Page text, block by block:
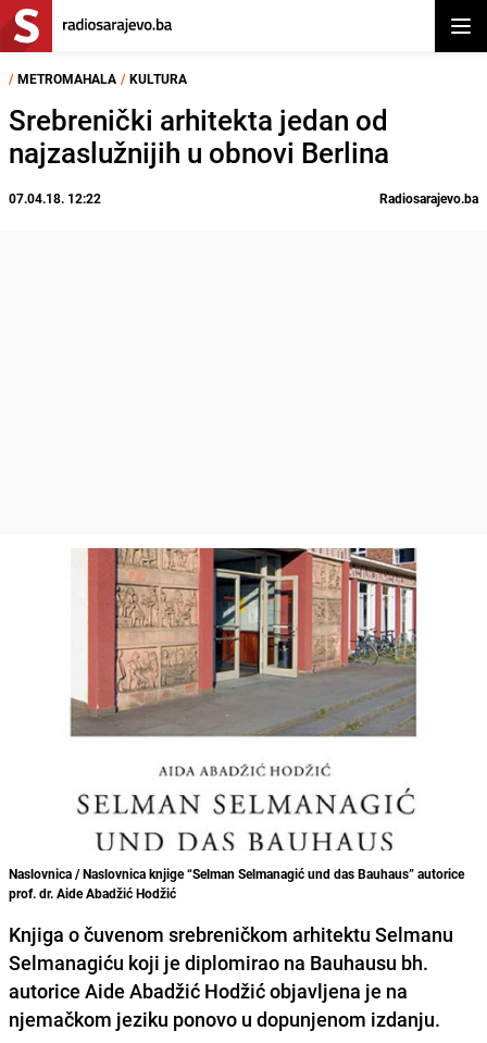
/ METROMAHALA / KULTURA
Srebrenički arhitekta jedan od
najzaslužnijih u obnovi Berlina
07.04.18. 12:22 Radiosarajevo.ba
Naslovnica / Naslovnica knjige “Selman Selmanagić und das Bauhaus” autorice
prof. dr. Aide Abadžić Hodžić
Knjiga o čuvenom srebreničkom arhitektu Selmanu
Selmanagiću koji je diplomirao na Bauhausu bh.
autorice Aide Abadžić Hodžić objavljena je na
njemačkom jeziku ponovo u dopunjenom izdanju.